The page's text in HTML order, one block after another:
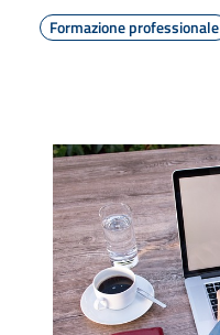
Formazione professionale